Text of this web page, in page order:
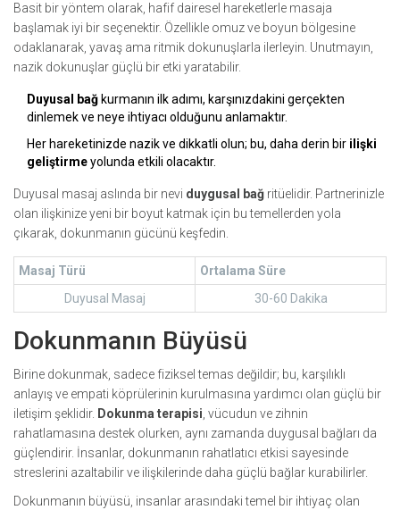
Basit bir yöntem olarak, hafif dairesel hareketlerle masaja
başlamak iyi bir seçenektir. Özellikle omuz ve boyun bölgesine
odaklanarak, yavaş ama ritmik dokunuşlarla ilerleyin. Unutmayın,
nazik dokunuşlar güçlü bir etki yaratabilir.
Duyusal bağ kurmanın ilk adımı, karşınızdakini gerçekten
dinlemek ve neye ihtiyacı olduğunu anlamaktır.
Her hareketinizde nazik ve dikkatli olun; bu, daha derin bir ilişki
geliştirmeyolunda etkili olacaktır.
Duyusal masaj aslında bir nevi duygusal bağ ritüelidir. Partnerinizle
olan ilişkinize yeni bir boyut katmak için bu temellerden yola
çıkarak, dokunmanın gücünü keşfedin.
Masaj Türü
Ortalama Süre
Duyusal Masaj
30-60 Dakika
Dokunmanın Büyüsü
Birine dokunmak, sadece fiziksel temas değildir; bu, karşılıklı
anlayış ve empati köprülerinin kurulmasına yardımcı olan güçlü bir
iletişim şeklidir. Dokunma terapisi , vücudun ve zihnin
rahatlamasına destek olurken, aynı zamanda duygusal bağları da
güçlendirir. İnsanlar, dokunmanın rahatlatıcı etkisi sayesinde
streslerini azaltabilir ve ilişkilerinde daha güçlü bağlar kurabilirler.
Dokunmanın büyüsü, insanlar arasındaki temel bir ihtiyaç olan